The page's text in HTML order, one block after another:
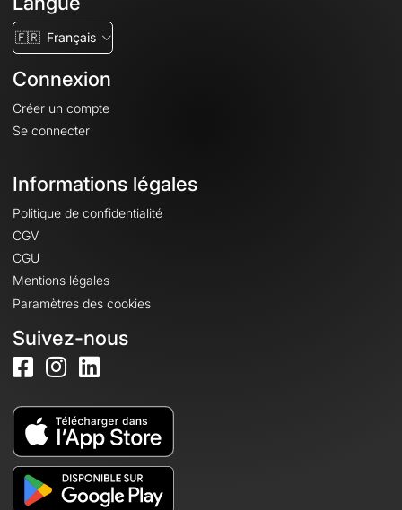
🇫🇷 Français
Connexion
Créer un compte
Se connecter
Informations légales
Politique de confidentialité
CGV
CGU
Mentions légales
Paramètres des cookies
Suivez-nous